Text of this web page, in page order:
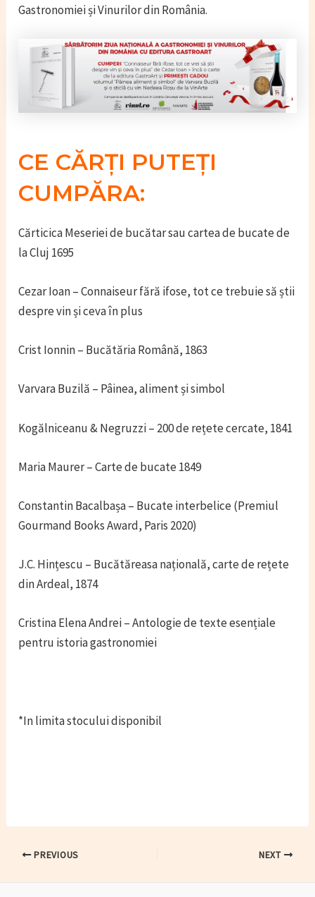
Gastronomiei și Vinurilor din România.
CE CĂRȚI PUTEȚI
CUMPĂRA:
Cărticica Meseriei de bucătar sau cartea de bucate de
la Cluj 1695
Cezar Ioan – Connaiseur fără ifose, tot ce trebuie să știi
despre vin și ceva în plus
Crist Ionnin – Bucătăria Română, 1863
Varvara Buzilă – Pâinea, aliment și simbol
Kogălniceanu & Negruzzi – 200 de rețete cercate, 1841
Maria Maurer – Carte de bucate 1849
Constantin Bacalbașa – Bucate interbelice (Premiul
Gourmand Books Award, Paris 2020)
J.C. Hințescu – Bucătăreasa națională, carte de rețete
din Ardeal, 1874
Cristina Elena Andrei – Antologie de texte esențiale
pentru istoria gastronomiei
*In limita stocului disponibil
Post PREVIOUS NEXT